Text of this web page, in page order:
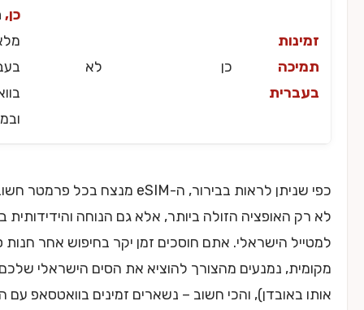
כן
בעברית
כפי שניתן לראות בבירור, ה-eSIM מנצח בכל פרמטר חשוב. הוא
הזולה ביותר, אלא גם הנוחה והידידותית ביותר
הישראלי. אתם חוסכים זמן יקר בחיפוש אחר חנות סים
נמנעים מהצורך להוציא את הסים הישראלי שלכם (ולסכן
והכי חשוב – נשארים זמינים בוואטסאפ עם המספר